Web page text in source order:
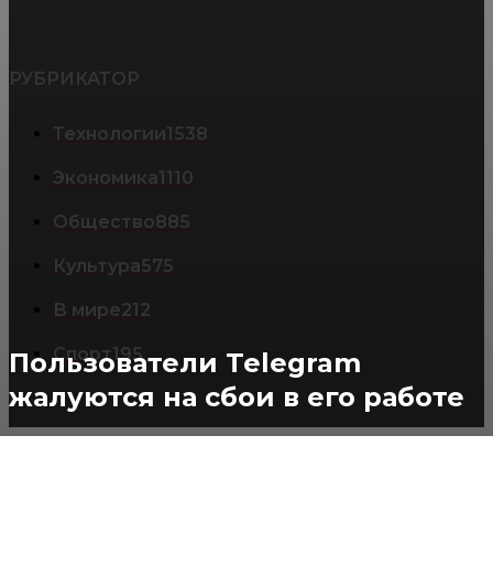
Пользователи Telegram
жалуются на сбои в его работе
РУБРИКАТОР
Технологии1538
Экономика1110
Общество885
Культура575
В мире212
Спорт195